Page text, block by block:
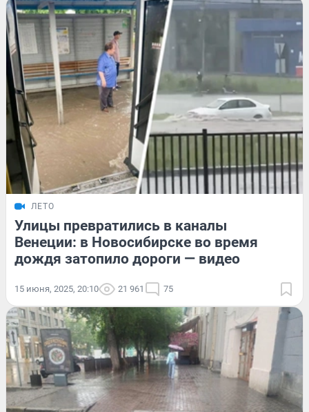
ЛЕТО
Улицы превратились в каналы
Венеции: в Новосибирске во время
дождя затопило дороги — видео
15 июня, 2025, 20:10 21 961 75